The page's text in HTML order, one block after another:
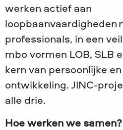
werken actief aan
loopbaanvaardigheden
professionals, in een
mbo vormen LOB, SLB
kern van persoonlijke
ontwikkeling. JINC-
alle drie.
Hoe werken we samen?